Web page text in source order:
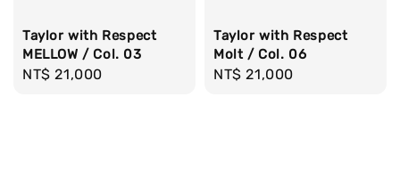
Taylor with Respect
MELLOW / Col. 03
Regular
NT$ 21,000
Taylor with Respect
Molt / Col. 06
Regular
NT$ 21,000